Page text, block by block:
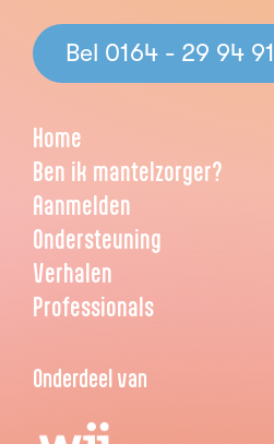
Bel 0164 - 29 94 91
Home
Ben ik mantelzorger?
Aanmelden
Ondersteuning
Verhalen
Professionals
Onderdeel van